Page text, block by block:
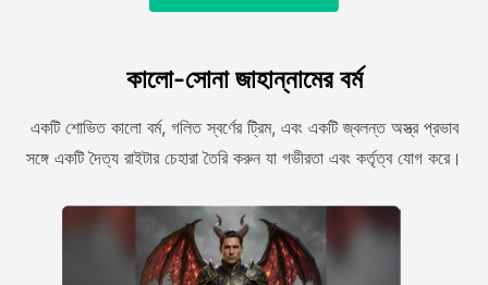
কালো-সোনা জাহান্নামের বর্ম
একটি শোভিত কালো বর্ম, গলিত স্বর্ণের ট্রিম, এবং একটি জ্বলন্ত অস্ত্র প্রভাব
সঙ্গে একটি দৈত্য রাইটার চেহারা তৈরি করুন যা গভীরতা এবং কর্তৃত্ব যোগ করে।